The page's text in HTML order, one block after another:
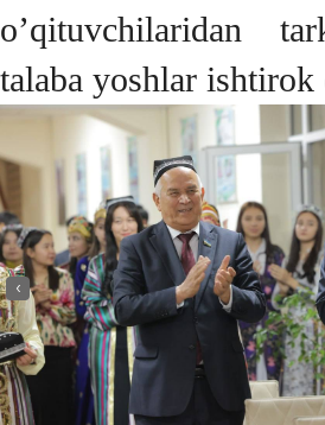
o’qituvchilaridan
talaba yoshlar ishtirok
‹